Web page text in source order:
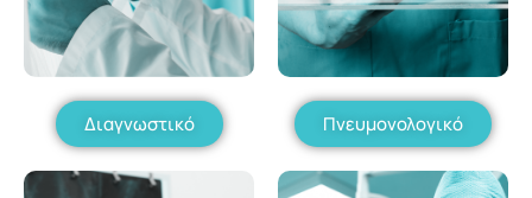
Διαγνωστικό Πνευμονολογικό